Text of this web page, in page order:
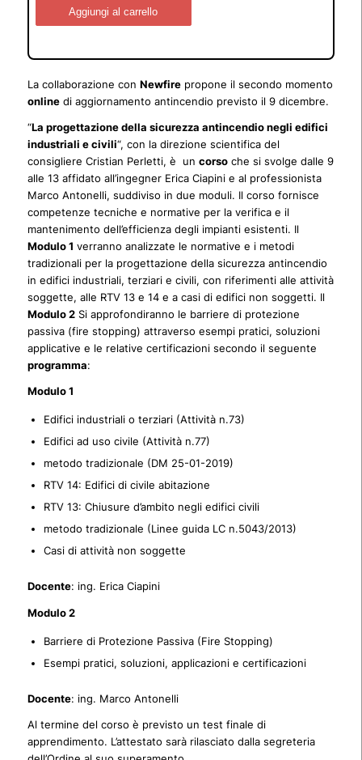
Aggiungi al carrello
La collaborazione con Newfirepropone il secondo momento
onlinedi aggiornamento antincendio previsto il 9 dicembre.
“La progettazione della sicurezza antincendio negli edifici
industriali e civili“, con la direzione scientifica del
consigliere Cristian Perletti, è un corsoche si svolge dalle 9
alle 13 affidato all’ingegner Erica Ciapini e al professionista
Marco Antonelli, suddiviso in due moduli. Il corso fornisce
competenze tecniche e normative per la verifica e il
mantenimento dell’efficienza degli impianti esistenti. Il
Modulo 1 verranno analizzate le normative e i metodi
tradizionali per la progettazione della sicurezza antincendio
in edifici industriali, terziari e civili, con riferimenti alle attività
soggette, alle RTV 13 e 14 e a casi di edifici non soggetti. Il
Modulo 2Si approfondiranno le barriere di protezione
passiva (fire stopping) attraverso esempi pratici, soluzioni
applicative e le relative certificazioni secondo il seguente
programma:
Modulo 1
Edifici industriali o terziari (Attività n.73)
Edifici ad uso civile (Attività n.77)
metodo tradizionale (DM 25-01-2019)
RTV 14: Edifici di civile abitazione
RTV 13: Chiusure d’ambito negli edifici civili
metodo tradizionale (Linee guida LC n.5043/2013)
Casi di attività non soggette
Docente: ing. Erica Ciapini
Modulo 2
Barriere di Protezione Passiva (Fire Stopping)
Esempi pratici, soluzioni, applicazioni e certificazioni
Docente: ing. Marco Antonelli
Al termine del corso è previsto un test finale di
apprendimento. L’attestato sarà rilasciato dalla segreteria